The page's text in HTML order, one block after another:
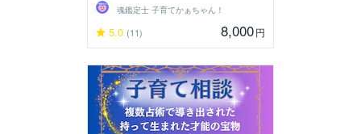
魂鑑定士 子育てかぁちゃん！
5.0 (11) 8,000円